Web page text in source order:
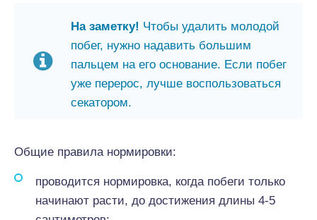
На заметку! Чтобы удалить молодой
побег, нужно надавить большим
пальцем на его основание. Если побег
уже перерос, лучше воспользоваться
секатором.
Общие правила нормировки:
проводится нормировка, когда побеги только
начинают расти, до достижения длины 4-5